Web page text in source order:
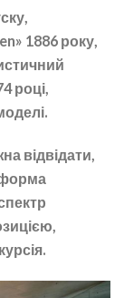
1886 року,
році,
відвідати,